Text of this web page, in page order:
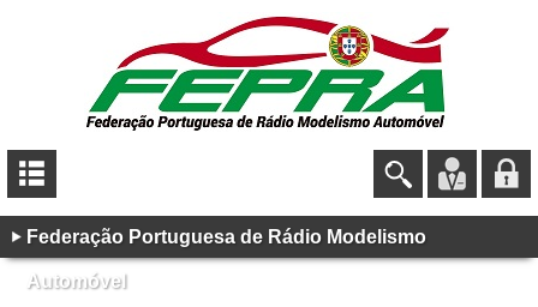
Federação Portuguesa de Rádio Modelismo
Automóvel